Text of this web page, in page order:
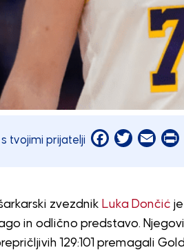
tvojimi prijatelji Facebook
Twitter
Email
zvezdnik Luka Dončić
in odlično predstavo. Njegovi
129:101 premagali